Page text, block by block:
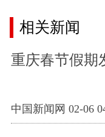
相关新闻
重庆春节假期
中国新闻网 02-06